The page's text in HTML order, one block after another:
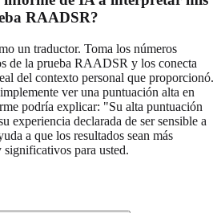
RAADSR?
un traductor. Toma los números
de la prueba RAADSR y los conecta
del contexto personal que proporcionó.
ver una puntuación alta en
podría explicar: "Su alta puntuación
experiencia declarada de ser sensible a
a que los resultados sean más
para usted.